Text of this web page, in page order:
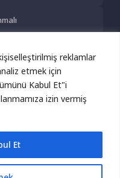
reklamlar
etmek için
Kabul Et"i
izin vermiş
Et
Twitter
için çerezleri
çerezleri kabul etmiş
Reklamı Gizle